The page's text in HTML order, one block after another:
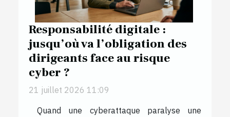
Responsabilité digitale :
jusqu’où va l’obligation des
dirigeants face au risque
cyber ?
21 juillet 2026 11:09
Quand une cyberattaque paralyse une